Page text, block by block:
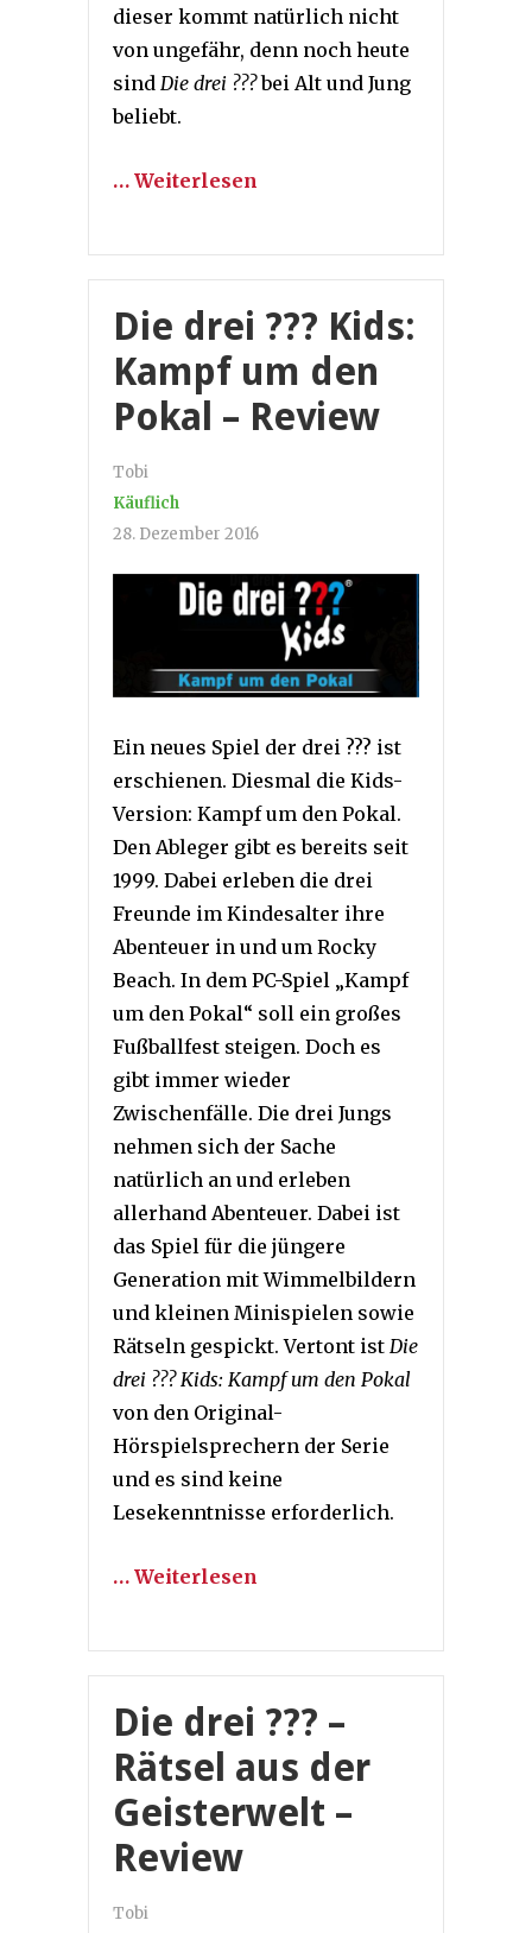
dieser kommt natürlich nicht
von ungefähr, denn noch heute
sind Die drei ???bei Alt und Jung
beliebt.
… Weiterlesen
Die drei ??? Kids:
Kampf um den
Pokal – Review
Tobi
Käuflich
28. Dezember 2016
Ein neues Spiel der drei ??? ist
erschienen. Diesmal die Kids-
Version: Kampf um den Pokal.
Den Ableger gibt es bereits seit
1999. Dabei erleben die drei
Freunde im Kindesalter ihre
Abenteuer in und um Rocky
Beach. In dem PC-Spiel „Kampf
um den Pokal“ soll ein großes
Fußballfest steigen. Doch es
gibt immer wieder
Zwischenfälle. Die drei Jungs
nehmen sich der Sache
natürlich an und erleben
allerhand Abenteuer. Dabei ist
das Spiel für die jüngere
Generation mit Wimmelbildern
und kleinen Minispielen sowie
Rätseln gespickt. Vertont ist Die
drei ??? Kids: Kampf um den Pokal
von den Original-
Hörspielsprechern der Serie
und es sind keine
Lesekenntnisse erforderlich.
… Weiterlesen
Die drei ??? –
Rätsel aus der
Geisterwelt –
Review
Tobi